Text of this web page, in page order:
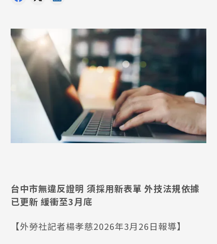
台中市無違反證明 須採用新表單 外技法規依據
已更新 緩衝至3月底
【外勞社記者楊孝慈2026年3月26日報導】